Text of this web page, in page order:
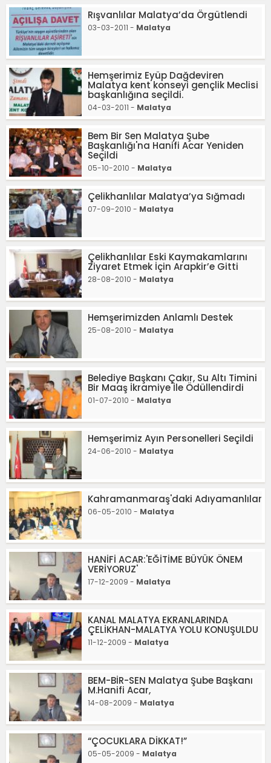
Rışvanlılar Malatya’da Örgütlendi
03-03-2011 - Malatya
Hemşerimiz Eyüp Dağdeviren
Malatya kent konseyi gençlik Meclisi
başkanlığına seçildi.
04-03-2011 - Malatya
Bem Bir Sen Malatya Şube
Başkanlığı'na Hanifi Acar Yeniden
Seçildi
05-10-2010 - Malatya
Çelikhanlılar Malatya’ya Sığmadı
07-09-2010 - Malatya
Çelikhanlılar Eski Kaymakamlarını
Ziyaret Etmek İçin Arapkir’e Gitti
28-08-2010 - Malatya
Hemşerimizden Anlamlı Destek
25-08-2010 - Malatya
Belediye Başkanı Çakır, Su Altı Timini
Bir Maaş İkramiye İle Ödüllendirdi
01-07-2010 - Malatya
Hemşerimiz Ayın Personelleri Seçildi
24-06-2010 - Malatya
Kahramanmaraş'daki Adıyamanlılar
06-05-2010 - Malatya
HANİFİ ACAR:'EĞİTİME BÜYÜK ÖNEM
VERİYORUZ'
17-12-2009 - Malatya
KANAL MALATYA EKRANLARINDA
ÇELİKHAN-MALATYA YOLU KONUŞULDU
11-12-2009 - Malatya
BEM-BİR-SEN Malatya Şube Başkanı
M.Hanifi Acar,
14-08-2009 - Malatya
“ÇOCUKLARA DİKKAT!”
05-05-2009 - Malatya